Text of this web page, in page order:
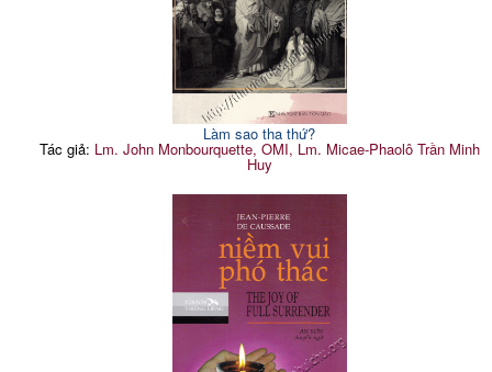
Làm sao tha thứ?
Tác giả: Lm. John Monbourquette, OMI, Lm. Micae-Phaolô Trần Minh
Huy